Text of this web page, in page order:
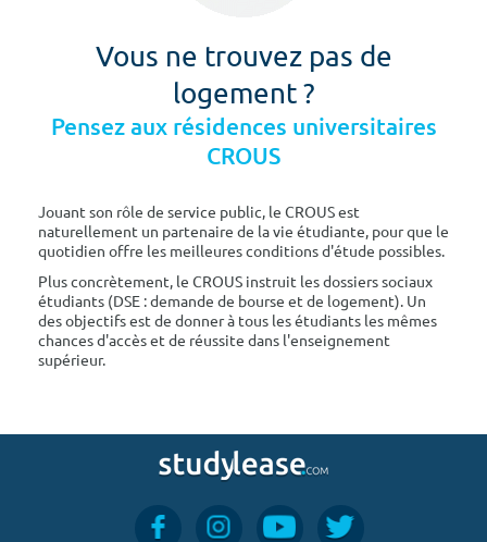
Vous ne trouvez pas de
logement ?
Pensez aux résidences universitaires
CROUS
Jouant son rôle de service public, le CROUS est
naturellement un partenaire de la vie étudiante, pour que le
quotidien offre les meilleures conditions d'étude possibles.
Plus concrètement, le CROUS instruit les dossiers sociaux
étudiants (DSE : demande de bourse et de logement). Un
des objectifs est de donner à tous les étudiants les mêmes
chances d'accès et de réussite dans l'enseignement
supérieur.